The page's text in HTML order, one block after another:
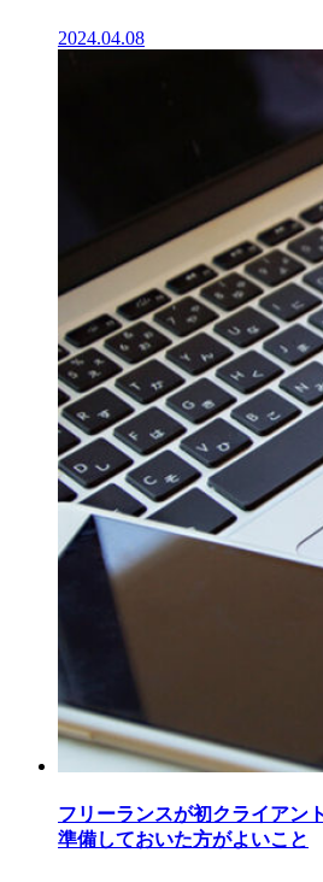
2024.04.08
フリーランスが初クライアン
準備しておいた方がよいこと